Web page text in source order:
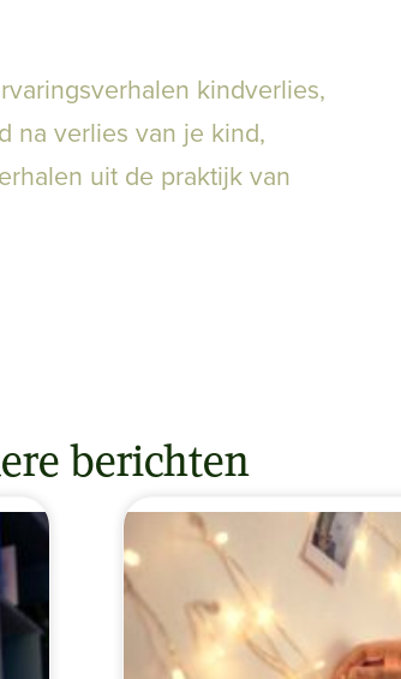
kindverlies,
na verlies van je kind,
uit de praktijk van
berichten